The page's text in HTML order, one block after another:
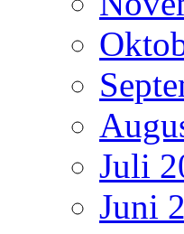
Juli
Juni